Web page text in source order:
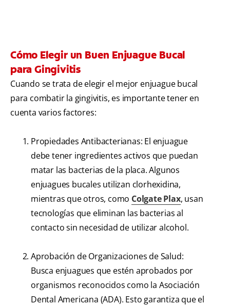
Cómo Elegir un Buen Enjuague Bucal
para Gingivitis
Cuando se trata de elegir el mejor enjuague bucal
para combatir la gingivitis, es importante tener en
cuenta varios factores:
Propiedades Antibacterianas: El enjuague
debe tener ingredientes activos que puedan
matar las bacterias de la placa. Algunos
enjuagues bucales utilizan clorhexidina,
mientras que otros, como Colgate Plax, usan
tecnologías que eliminan las bacterias al
contacto sin necesidad de utilizar alcohol.
Aprobación de Organizaciones de Salud:
Busca enjuagues que estén aprobados por
organismos reconocidos como la Asociación
Dental Americana (ADA). Esto garantiza que el